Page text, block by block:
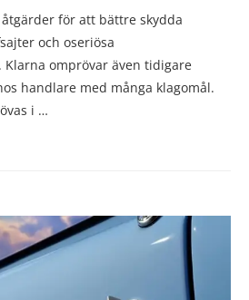
för att bättre skydda
och oseriösa
omprövar även tidigare
handlare med många klagomål.
i …